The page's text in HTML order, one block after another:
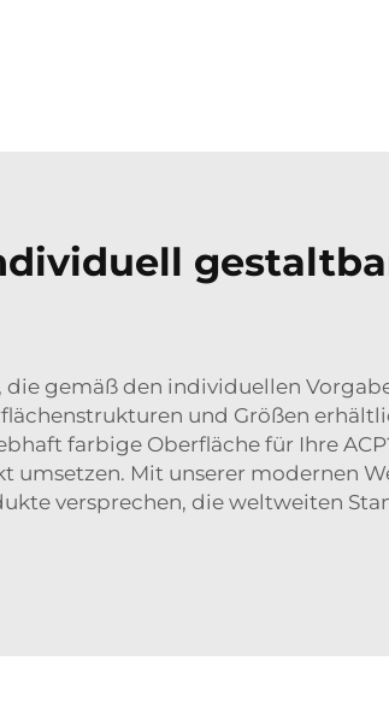
gemäß den individuellen
und Größen
farbige Oberfläche für Ihre
umsetzen. Mit unserer modernen
versprechen, die weltweiten